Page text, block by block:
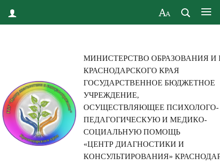
МИНИСТЕРСТВО ОБРАЗОВАНИЯ И
КРАСНОДАРСКОГО КРАЯ
ГОСУДАРСТВЕННОЕ БЮДЖЕТНОЕ
УЧРЕЖДЕНИЕ,
ОСУЩЕСТВЛЯЮЩЕЕ ПСИХОЛОГО-
ПЕДАГОГИЧЕСКУЮ И МЕДИКО-
СОЦИАЛЬНУЮ ПОМОЩЬ
«ЦЕНТР ДИАГНОСТИКИ И
КОНСУЛЬТИРОВАНИЯ»